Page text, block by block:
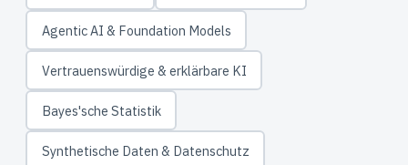
Agentic AI & Foundation Models
Vertrauenswürdige & erklärbare KI
Bayes'sche Statistik
Synthetische Daten & Datenschutz